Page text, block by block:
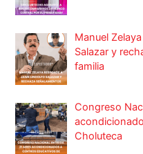
Manuel
Salazar y
familia
Congreso
Choluteca